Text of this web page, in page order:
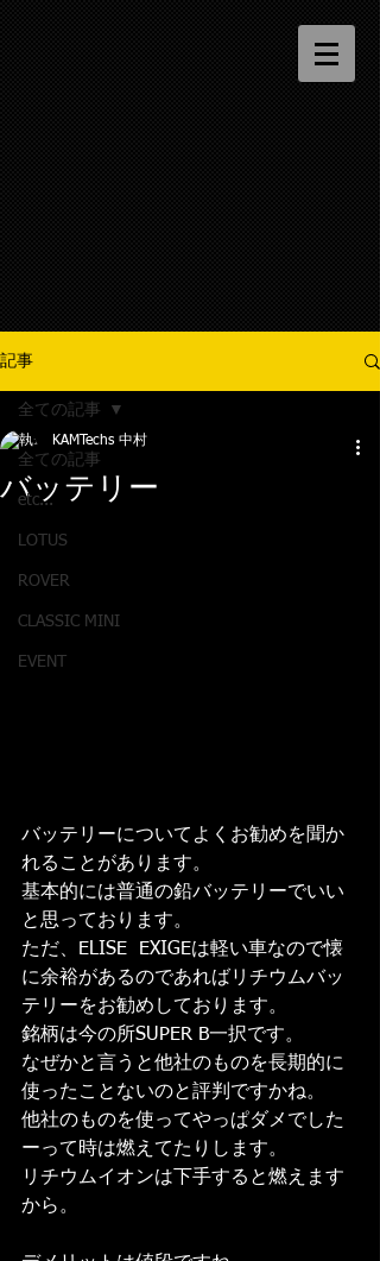
記事
全ての記事
etc...
LOTUS
ROVER
CLASSIC MINI
EVENT
全ての記事
バッテリー
KAMTechs 中村
バッテリーについてよくお勧めを聞か
れることがあります。
基本的には普通の鉛バッテリーでいい
と思っております。
ただ、ELISE  EXIGEは軽い車なので懐
に余裕があるのであればリチウムバッ
テリーをお勧めしております。
銘柄は今の所SUPER B一択です。
なぜかと言うと他社のものを長期的に
使ったことないのと評判ですかね。
他社のものを使ってやっぱダメでした
ーって時は燃えてたりします。
リチウムイオンは下手すると燃えます
から。